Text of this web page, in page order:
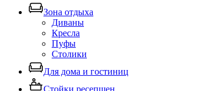
Зона отдыха
Диваны
Кресла
Пуфы
Столики
Для дома и гостиниц
Стойки ресепшен